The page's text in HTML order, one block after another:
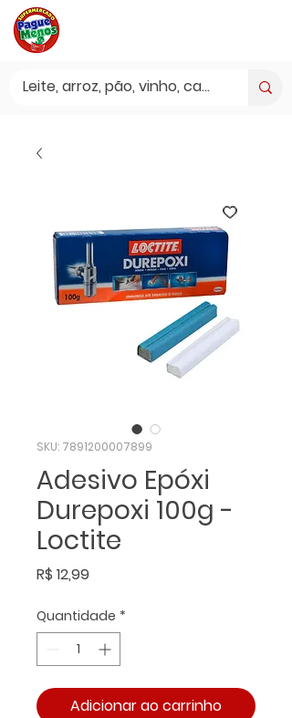
SKU: 7891200007899
Adesivo Epóxi
Durepoxi 100g -
Loctite
R$ 12,99Preço
Quantidade *
Adicionar ao carrinho